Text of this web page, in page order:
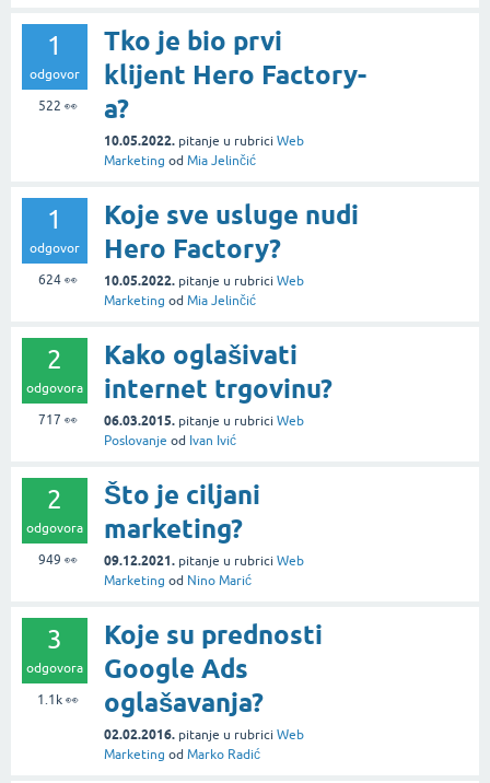
1
odgovor
522 👀
Tko je bio prvi
klijent Hero Factory-
a?
10.05.2022. pitanje u rubrici Web
Marketing od Mia Jelinčić
1
odgovor
624👀
Koje sve usluge nudi
Hero Factory?
10.05.2022. pitanje u rubrici Web
Marketing od Mia Jelinčić
2
odgovora
717 👀
Kako oglašivati
internet trgovinu?
06.03.2015. pitanje u rubrici Web
Poslovanje od Ivan Ivić
2
odgovora
949 👀
Što je ciljani
marketing?
09.12.2021. pitanje u rubrici Web
Marketing od Nino Marić
3
odgovora
1.1k👀
Koje su prednosti
Google Ads
oglašavanja?
02.02.2016. pitanje u rubrici Web
Marketing od Marko Radić